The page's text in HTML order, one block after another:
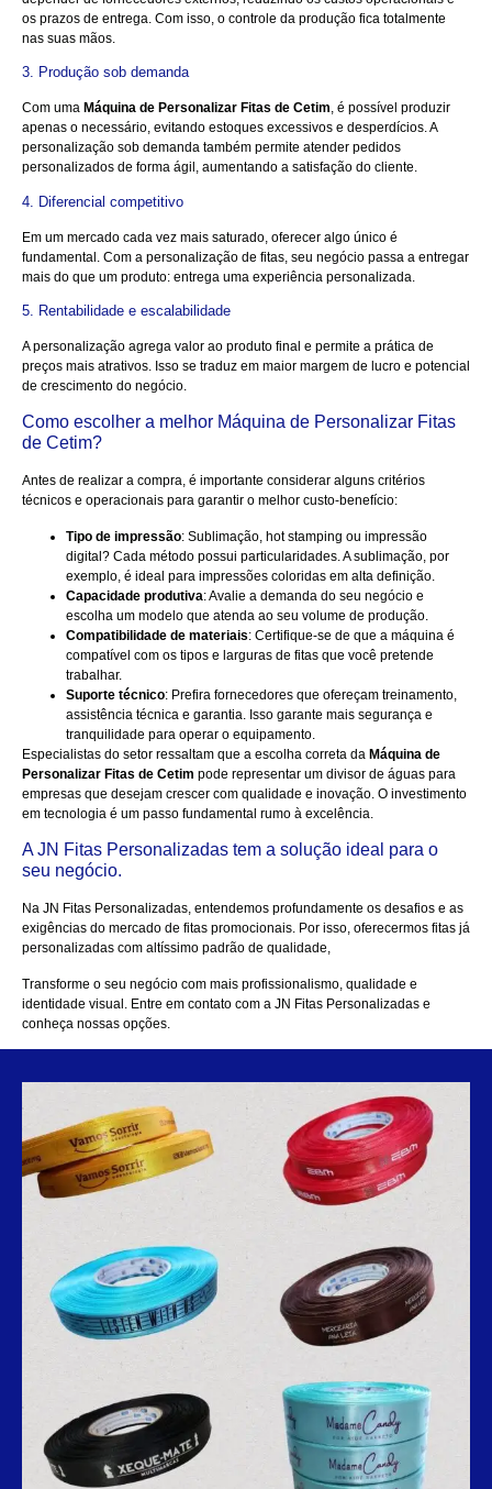
os prazos de entrega. Com isso, o controle da produção fica totalmente
nas suas mãos.
3. Produção sob demanda
Com uma Máquina de Personalizar Fitas de Cetim, é possível produzir
apenas o necessário, evitando estoques excessivos e desperdícios. A
personalização sob demanda também permite atender pedidos
personalizados de forma ágil, aumentando a satisfação do cliente.
4. Diferencial competitivo
Em um mercado cada vez mais saturado, oferecer algo único é
fundamental. Com a personalização de fitas, seu negócio passa a entregar
mais do que um produto: entrega uma experiência personalizada.
5. Rentabilidade e escalabilidade
A personalização agrega valor ao produto final e permite a prática de
preços mais atrativos. Isso se traduz em maior margem de lucro e potencial
de crescimento do negócio.
Como escolher a melhor Máquina de Personalizar Fitas
de Cetim?
Antes de realizar a compra, é importante considerar alguns critérios
técnicos e operacionais para garantir o melhor custo-benefício:
Tipo de impressão: Sublimação, hot stamping ou impressão
digital? Cada método possui particularidades. A sublimação, por
exemplo, é ideal para impressões coloridas em alta definição.
Capacidade produtiva: Avalie a demanda do seu negócio e
escolha um modelo que atenda ao seu volume de produção.
Compatibilidade de materiais: Certifique-se de que a máquina é
compatível com os tipos e larguras de fitas que você pretende
trabalhar.
Suporte técnico: Prefira fornecedores que ofereçam treinamento,
assistência técnica e garantia. Isso garante mais segurança e
tranquilidade para operar o equipamento.
Especialistas do setor ressaltam que a escolha correta da Máquina de
Personalizar Fitas de Cetim pode representar um divisor de águas para
empresas que desejam crescer com qualidade e inovação. O investimento
em tecnologia é um passo fundamental rumo à excelência.
A JN Fitas Personalizadas tem a solução ideal para o
seu negócio.
Na JN Fitas Personalizadas, entendemos profundamente os desafios e as
exigências do mercado de fitas promocionais. Por isso, oferecermos fitas já
personalizadas com altíssimo padrão de qualidade,
Transforme o seu negócio com mais profissionalismo, qualidade e
identidade visual. Entre em contato com a JN Fitas Personalizadas e
conheça nossas opções.